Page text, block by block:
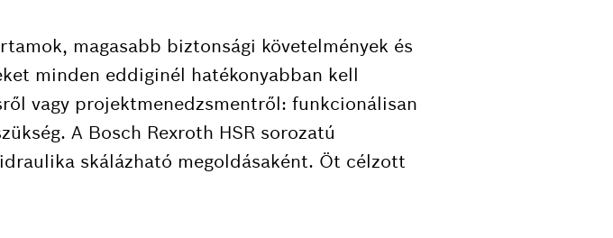
magasabb biztonsági követelmények és
minden eddiginél hatékonyabban kell
vagy projektmenedzsmentről: funkcionálisan
A Bosch Rexroth HSR sorozatú
skálázható megoldásaként. Öt célzott